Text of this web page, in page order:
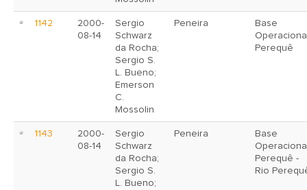
1142
2000-
08-14
Sergio
Schwarz
da Rocha;
Sergio S.
L. Bueno;
Emerson
C.
Mossolin
Peneira
Base
Perequê
1143
2000-
08-14
Sergio
Schwarz
da Rocha;
Sergio S.
L. Bueno;
Peneira
Base
Perequê -
Rio